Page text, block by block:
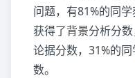
问题，有81%的同
获得了背景分析分
论据分数，31%的
数。